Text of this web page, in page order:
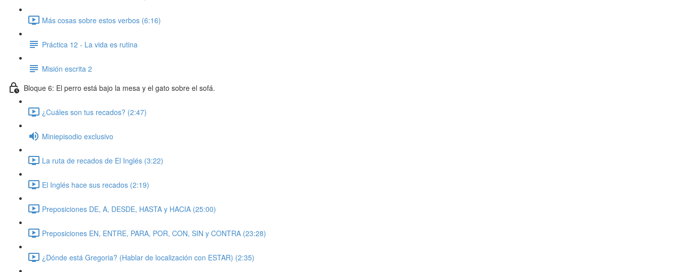
Más cosas sobre estos verbos (6:16)
Práctica 12 - La vida es rutina
Misión escrita 2
Bloque 6: El perro está bajo la mesa y el gato sobre el sofá.
¿Cuáles son tus recados? (2:47)
Miniepisodio exclusivo
La ruta de recados de El Inglés (3:22)
El Inglés hace sus recados (2:19)
Preposiciones DE, A, DESDE, HASTA y HACIA (25:00)
Preposiciones EN, ENTRE, PARA, POR, CON, SIN y CONTRA (23:28)
¿Dónde está Gregoria? (Hablar de localización con ESTAR) (2:35)